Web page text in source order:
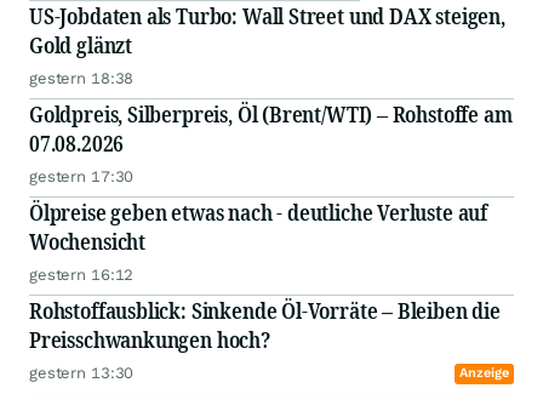
US-Jobdaten als Turbo: Wall Street und DAX steigen,
Gold glänzt
gestern 18:38
Goldpreis, Silberpreis, Öl (Brent/WTI) – Rohstoffe am
07.08.2026
gestern 17:30
Ölpreise geben etwas nach - deutliche Verluste auf
Wochensicht
gestern 16:12
Rohstoffausblick: Sinkende Öl-Vorräte – Bleiben die
Preisschwankungen hoch?
gestern 13:30 Anzeige